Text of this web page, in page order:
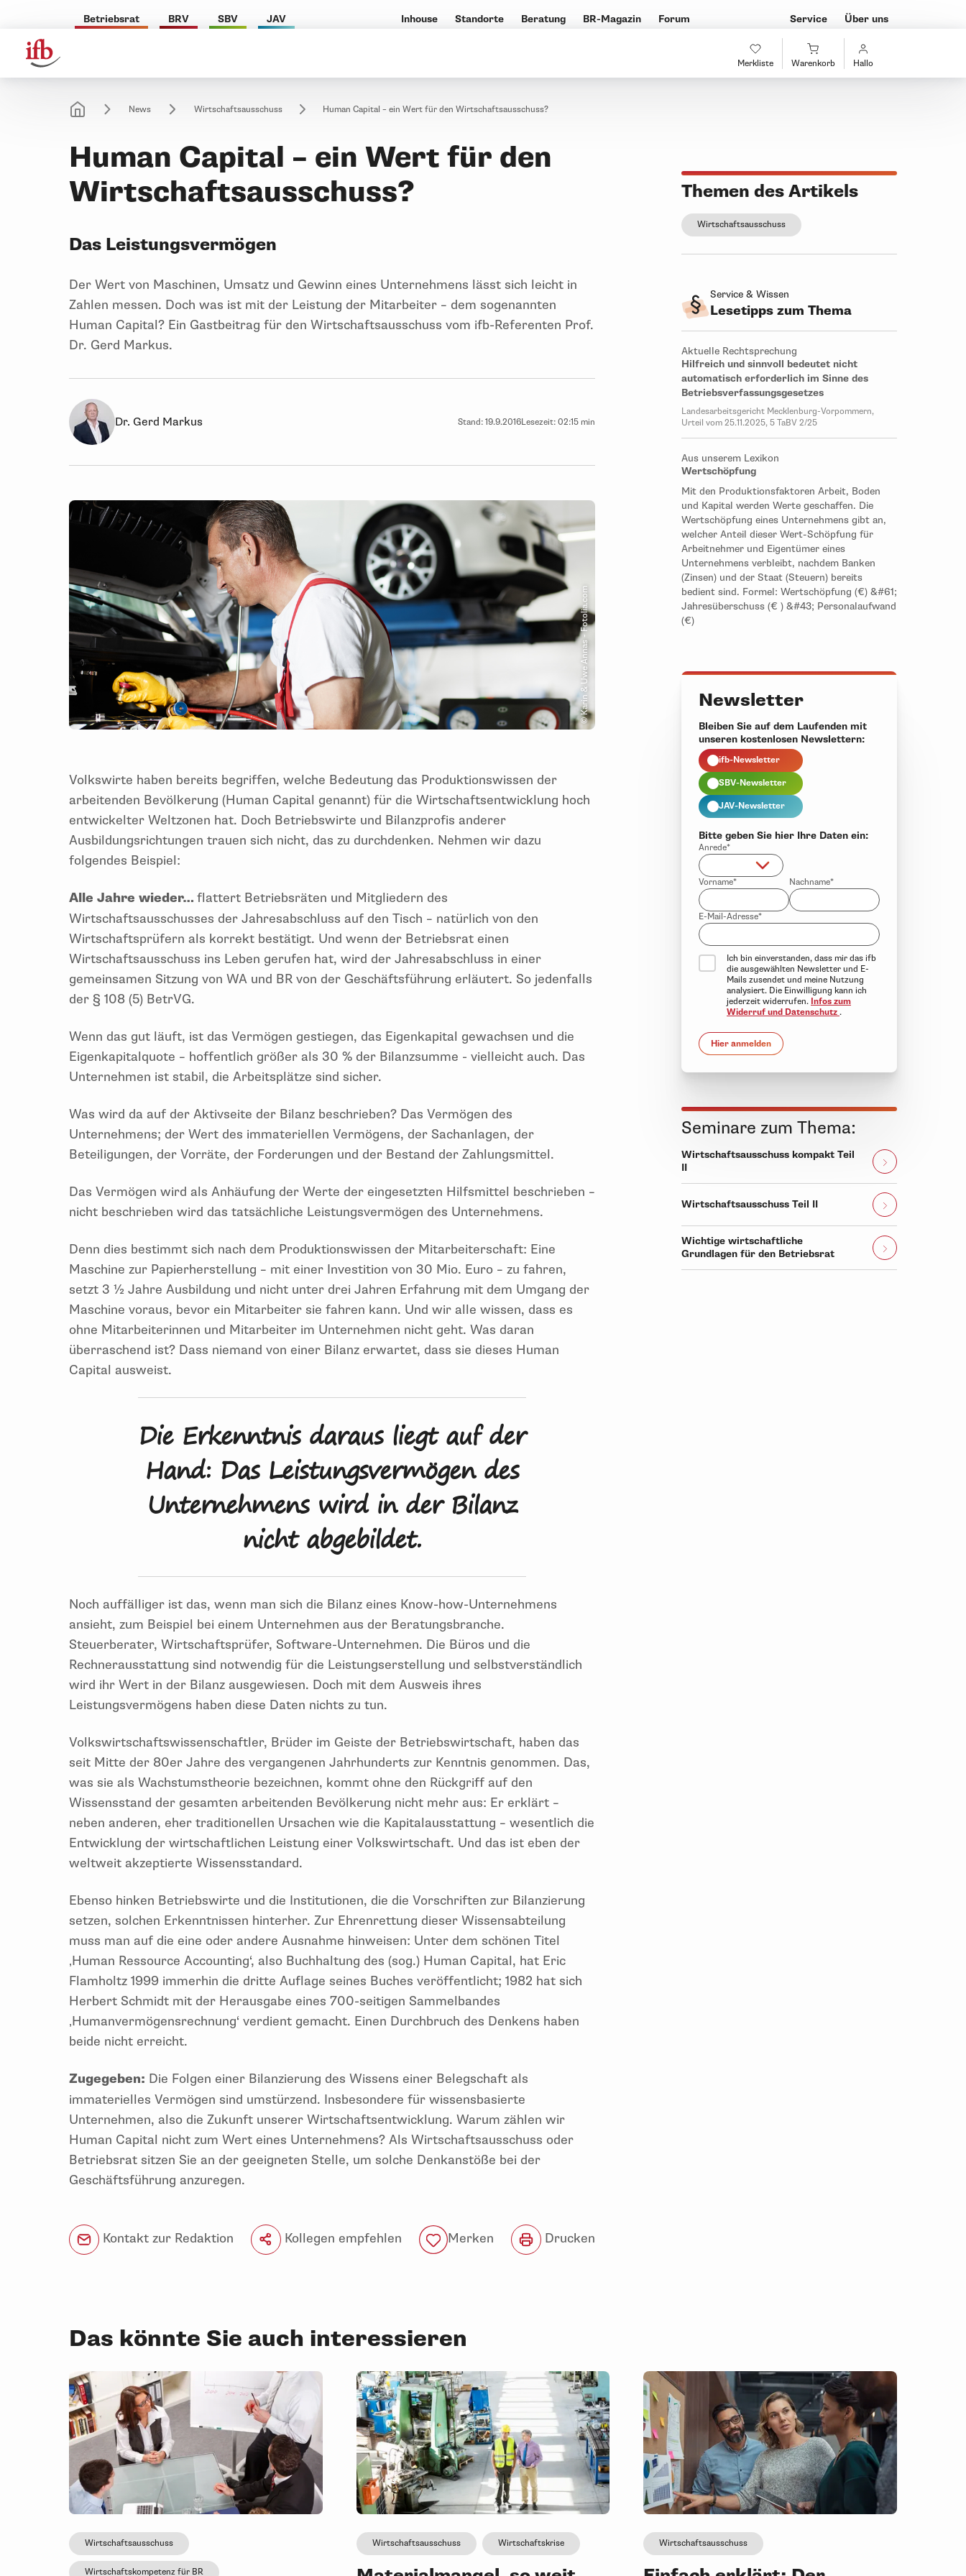
Merkliste Warenkorb Hallo
Betriebsrat BRV SBV JAV Inhouse Standorte Beratung BR-Magazin Forum Service Über uns
News Wirtschaftsausschuss Human Capital – ein Wert für den Wirtschaftsausschuss?
Human Capital – ein Wert für den
Wirtschaftsausschuss?
Das Leistungsvermögen
Der Wert von Maschinen, Umsatz und Gewinn eines Unternehmens lässt sich leicht in
Zahlen messen. Doch was ist mit der Leistung der Mitarbeiter – dem sogenannten
Human Capital? Ein Gastbeitrag für den Wirtschaftsausschuss vom ifb-Referenten Prof.
Dr. Gerd Markus.
Dr. Gerd Markus Stand: 19.9.2016Lesezeit: 02:15 min
© Karin & Uwe Annas - Fotolia.com
Volkswirte haben bereits begriffen, welche Bedeutung das Produktionswissen der
arbeitenden Bevölkerung (Human Capital genannt) für die Wirtschaftsentwicklung hoch
entwickelter Weltzonen hat. Doch Betriebswirte und Bilanzprofis anderer
Ausbildungsrichtungen trauen sich nicht, das zu durchdenken. Nehmen wir dazu
folgendes Beispiel:
Alle Jahre wieder… flattert Betriebsräten und Mitgliedern des
Wirtschaftsausschusses der Jahresabschluss auf den Tisch – natürlich von den
Wirtschaftsprüfern als korrekt bestätigt. Und wenn der Betriebsrat einen
Wirtschaftsausschuss ins Leben gerufen hat, wird der Jahresabschluss in einer
gemeinsamen Sitzung von WA und BR von der Geschäftsführung erläutert. So jedenfalls
der § 108 (5) BetrVG.
Wenn das gut läuft, ist das Vermögen gestiegen, das Eigenkapital gewachsen und die
Eigenkapitalquote – hoffentlich größer als 30 % der Bilanzsumme - vielleicht auch. Das
Unternehmen ist stabil, die Arbeitsplätze sind sicher.
Was wird da auf der Aktivseite der Bilanz beschrieben? Das Vermögen des
Unternehmens; der Wert des immateriellen Vermögens, der Sachanlagen, der
Beteiligungen, der Vorräte, der Forderungen und der Bestand der Zahlungsmittel.
Das Vermögen wird als Anhäufung der Werte der eingesetzten Hilfsmittel beschrieben –
nicht beschrieben wird das tatsächliche Leistungsvermögen des Unternehmens.
Denn dies bestimmt sich nach dem Produktionswissen der Mitarbeiterschaft: Eine
Maschine zur Papierherstellung – mit einer Investition von 30 Mio. Euro – zu fahren,
setzt 3 ½ Jahre Ausbildung und nicht unter drei Jahren Erfahrung mit dem Umgang der
Maschine voraus, bevor ein Mitarbeiter sie fahren kann. Und wir alle wissen, dass es
ohne Mitarbeiterinnen und Mitarbeiter im Unternehmen nicht geht. Was daran
überraschend ist? Dass niemand von einer Bilanz erwartet, dass sie dieses Human
Capital ausweist.
Die Erkenntnis daraus liegt auf der
Hand: Das Leistungsvermögen des
Unternehmens wird in der Bilanz
nicht abgebildet.
Noch auffälliger ist das, wenn man sich die Bilanz eines Know-how-Unternehmens
ansieht, zum Beispiel bei einem Unternehmen aus der Beratungsbranche.
Steuerberater, Wirtschaftsprüfer, Software-Unternehmen. Die Büros und die
Rechnerausstattung sind notwendig für die Leistungserstellung und selbstverständlich
wird ihr Wert in der Bilanz ausgewiesen. Doch mit dem Ausweis ihres
Leistungsvermögens haben diese Daten nichts zu tun.
Volkswirtschaftswissenschaftler, Brüder im Geiste der Betriebswirtschaft, haben das
seit Mitte der 80er Jahre des vergangenen Jahrhunderts zur Kenntnis genommen. Das,
was sie als Wachstumstheorie bezeichnen, kommt ohne den Rückgriff auf den
Wissensstand der gesamten arbeitenden Bevölkerung nicht mehr aus: Er erklärt –
neben anderen, eher traditionellen Ursachen wie die Kapitalausstattung – wesentlich die
Entwicklung der wirtschaftlichen Leistung einer Volkswirtschaft. Und das ist eben der
weltweit akzeptierte Wissensstandard.
Ebenso hinken Betriebswirte und die Institutionen, die die Vorschriften zur Bilanzierung
setzen, solchen Erkenntnissen hinterher. Zur Ehrenrettung dieser Wissensabteilung
muss man auf die eine oder andere Ausnahme hinweisen: Unter dem schönen Titel
‚Human Ressource Accounting‘, also Buchhaltung des (sog.) Human Capital, hat Eric
Flamholtz 1999 immerhin die dritte Auflage seines Buches veröffentlicht; 1982 hat sich
Herbert Schmidt mit der Herausgabe eines 700-seitigen Sammelbandes
‚Humanvermögensrechnung‘ verdient gemacht. Einen Durchbruch des Denkens haben
beide nicht erreicht.
Zugegeben: Die Folgen einer Bilanzierung des Wissens einer Belegschaft als
immaterielles Vermögen sind umstürzend. Insbesondere für wissensbasierte
Unternehmen, also die Zukunft unserer Wirtschaftsentwicklung. Warum zählen wir
Human Capital nicht zum Wert eines Unternehmens? Als Wirtschaftsausschuss oder
Betriebsrat sitzen Sie an der geeigneten Stelle, um solche Denkanstöße bei der
Geschäftsführung anzuregen.
Kontakt zur Redaktion Kollegen empfehlen Merken Drucken
Themen des Artikels
Wirtschaftsausschuss
Service & Wissen
Lesetipps zum Thema
Aktuelle Rechtsprechung
Hilfreich und sinnvoll bedeutet nicht
automatisch erforderlich im Sinne des
Betriebsverfassungsgesetzes
Landesarbeitsgericht Mecklenburg-Vorpommern,
Urteil vom 25.11.2025, 5 TaBV 2/25
Aus unserem Lexikon
Wertschöpfung
Mit den Produktionsfaktoren Arbeit, Boden
und Kapital werden Werte geschaffen. Die
Wertschöpfung eines Unternehmens gibt an,
welcher Anteil dieser Wert-Schöpfung für
Arbeitnehmer und Eigentümer eines
Unternehmens verbleibt, nachdem Banken
(Zinsen) und der Staat (Steuern) bereits
bedient sind. Formel: Wertschöpfung (€) &#61;
Jahresüberschuss (€ ) &#43; Personalaufwand
(€)
Newsletter
Bleiben Sie auf dem Laufenden mit
unseren kostenlosen Newslettern:
ifb-Newsletter
SBV-Newsletter
JAV-Newsletter
Bitte geben Sie hier Ihre Daten ein:
Anrede*
Vorname* Nachname*
E-Mail-Adresse*
Ich bin einverstanden, dass mir das ifb
die ausgewählten Newsletter und E-
Mails zusendet und meine Nutzung
analysiert. Die Einwilligung kann ich
jederzeit widerrufen. Infos zum
Widerruf und Datenschutz .
Hier anmelden
Seminare zum Thema:
Wirtschaftsausschuss kompakt Teil
II
Wirtschaftsausschuss Teil II
Wichtige wirtschaftliche
Grundlagen für den Betriebsrat
Das könnte Sie auch interessieren
Wirtschaftsausschuss
Wirtschaftskompetenz für BR
Wirtschaftsausschuss Wirtschaftskrise Wirtschaftsausschuss